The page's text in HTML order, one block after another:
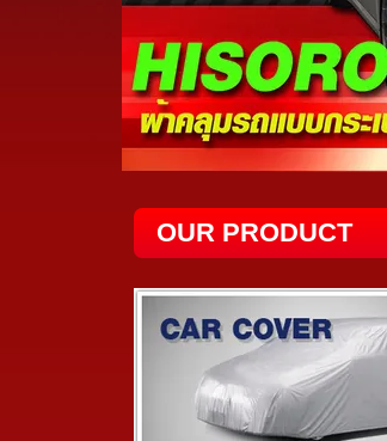
OUR PRODUCT